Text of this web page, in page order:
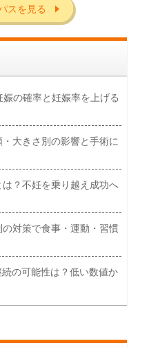
スを見る
の確率と妊娠率を上げる
大きさ別の影響と手術に
？不妊を乗り越え成功へ
対策で食事・運動・習慣
の可能性は？低い数値か